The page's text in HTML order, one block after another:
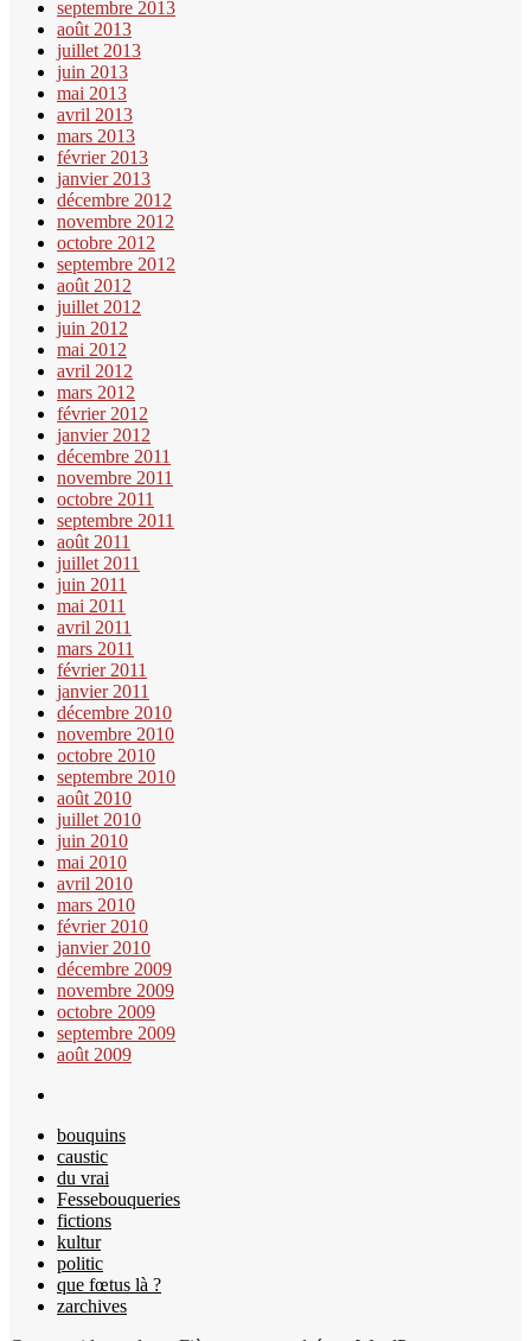
septembre 2013
août 2013
juillet 2013
juin 2013
mai 2013
avril 2013
mars 2013
février 2013
janvier 2013
décembre 2012
novembre 2012
octobre 2012
septembre 2012
août 2012
juillet 2012
juin 2012
mai 2012
avril 2012
mars 2012
février 2012
janvier 2012
décembre 2011
novembre 2011
octobre 2011
septembre 2011
août 2011
juillet 2011
juin 2011
mai 2011
avril 2011
mars 2011
février 2011
janvier 2011
décembre 2010
novembre 2010
octobre 2010
septembre 2010
août 2010
juillet 2010
juin 2010
mai 2010
avril 2010
mars 2010
février 2010
janvier 2010
décembre 2009
novembre 2009
octobre 2009
septembre 2009
août 2009
bouquins
caustic
du vrai
Fessebouqueries
fictions
kultur
politic
que fœtus là ?
zarchives